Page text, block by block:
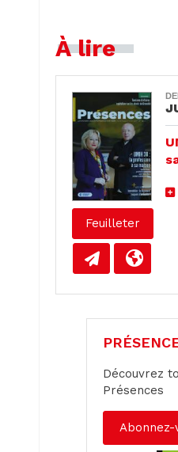
À lire
Feuilleter
Découvrez
Présences
Abonnez-